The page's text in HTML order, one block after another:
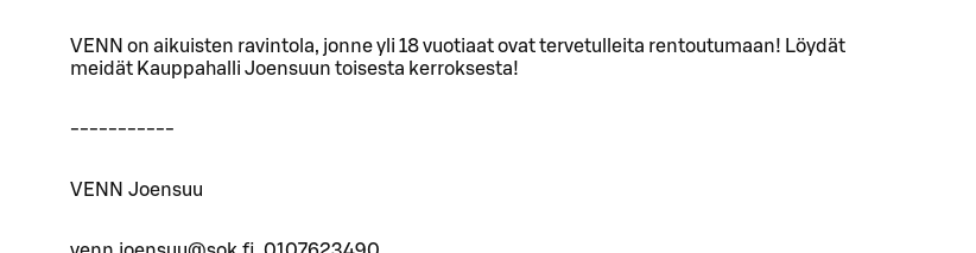
VENN on aikuisten ravintola, jonne yli 18 vuotiaat ovat tervetulleita rentoutumaan! Löydät
meidät Kauppahalli Joensuun toisesta kerroksesta!
-----------
VENN Joensuu